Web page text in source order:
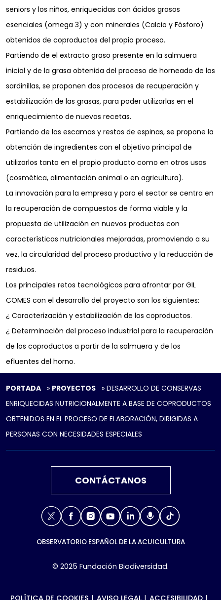
PORTADA » PROYECTOS » DESARROLLO DE CONSERVAS
ENRIQUECIDAS NUTRICIONALMENTE A BASE DE COPRODUCTOS
OBTENIDOS EN EL PROCESO DE ELABORACIÓN, DIRIGIDAS A
PERSONAS CON NECESIDADES ESPECIALES
seniors y los niños, enriquecidas con ácidos grasos
esenciales (omega 3) y con minerales (Calcio y Fósforo)
obtenidos de coproductos del propio proceso.
Partiendo de el extracto graso presente en la salmuera
inicial y de la grasa obtenida del proceso de horneado de las
sardinillas, se proponen dos procesos de recuperación y
estabilización de las grasas, para poder utilizarlas en el
enriquecimiento de nuevas recetas.
Partiendo de las escamas y restos de espinas, se propone la
obtención de ingredientes con el objetivo principal de
utilizarlos tanto en el propio producto como en otros usos
(cosmética, alimentación animal o en agricultura).
La innovación para la empresa y para el sector se centra en
la recuperación de compuestos de forma viable y la
propuesta de utilización en nuevos productos con
características nutricionales mejoradas, promoviendo a su
vez, la circularidad del proceso productivo y la reducción de
residuos.
Los principales retos tecnológicos para afrontar por GIL
COMES con el desarrollo del proyecto son los siguientes:
¿ Caracterización y estabilización de los coproductos.
¿ Determinación del proceso industrial para la recuperación
de los coproductos a partir de la salmuera y de los
efluentes del horno.
CONTÁCTANOS
X FacebookInstagram
YoutubeLinkedinPodcastTikTok
OBSERVATORIO ESPAÑOL DE LA ACUICULTURA
© 2025 Fundación Biodiversidad.